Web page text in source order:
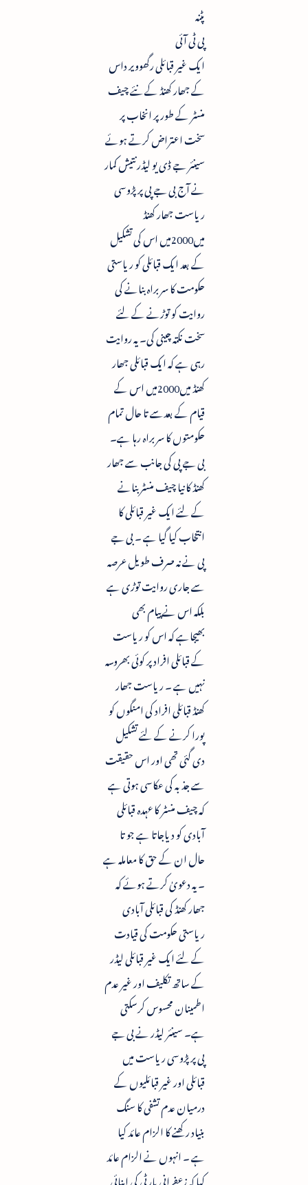
پٹنہ
پی ٹی آئی
ایک غیر قبائلی رگھوویر داس
کے جھار کھنڈ کے نئے چیف
منسٹر کے طور پر انخاب پر
سخت اعتراض کرتے ہوئے
سینئر جے ڈی یو لیڈر نتیش کمار
نے آج بی جے پی پر پڑوسی
ریاست جھار کھنڈ
میں2000میں اس کی تشکیل
کے بعد ایک قبائلی کو ریاستی
حکومت کا سربراہ بنانے کی
روایت کو توڑنے کے لئے
سخت نکتہ چینی کی۔ یہ روایت
رہی ہے کہ ایک قبائلی جھار
کھنڈ میں2000میں اس کے
قیام کے بعدسے تا حال تمام
حکومتوں کا سربراہ رہا ہے۔
بی جے پی کی جانب سے جھار
کھنڈ کا نیا چیف منسٹربنانے
کے لئے ایک غیر قبائلی کا
انتخاب کیا گیا ہے ۔ بی جے
پی نے نہ صرف طویل عرصہ
سے جاری روایت توڑی ہے
بلکہ اس نے پیام بھی
بھیجاہے کہ اس کو ریاست
کے قبائلی افراد پر کوئی بھروسہ
نہیں ہے ۔ ریاست جھار
کھنڈ قبائلی افراد کی امنگوں کو
پورا کرنے کے لئے تشکیل
دی گئی تھی اور اس حقیقت
سے جذبہ کی عکاسی ہوتی ہے
کہ چیف منسٹر کا عہدہ قبائلی
آبادی کو دیاجاتا ہے جو تا
حال ان کے حق کا معاملہ ہے
۔ یہ دعویٰ کرتے ہوئے کہ
جھار کھنڈ کی قبائلی آبادی
ریاستی حکومت کی قیادت
کے لئے ایک غیر قبائلی لیڈر
کے ساتھ تکلیف اور غیر عدم
اطمینان محسوس کرسکتی
ہے۔ سینئر لیڈر نے بی جے
پی پر پڑوسی ریاست میں
قبائلی اور غیر قبائلیوں کے
درمیان عدم تشفی کا سنگ
بنیاد رکھنے کا الزام عائد کیا
ہے ۔ انہوں نے الزام عائد
کیا کہ زعفرانی پارٹی کی اپنائی